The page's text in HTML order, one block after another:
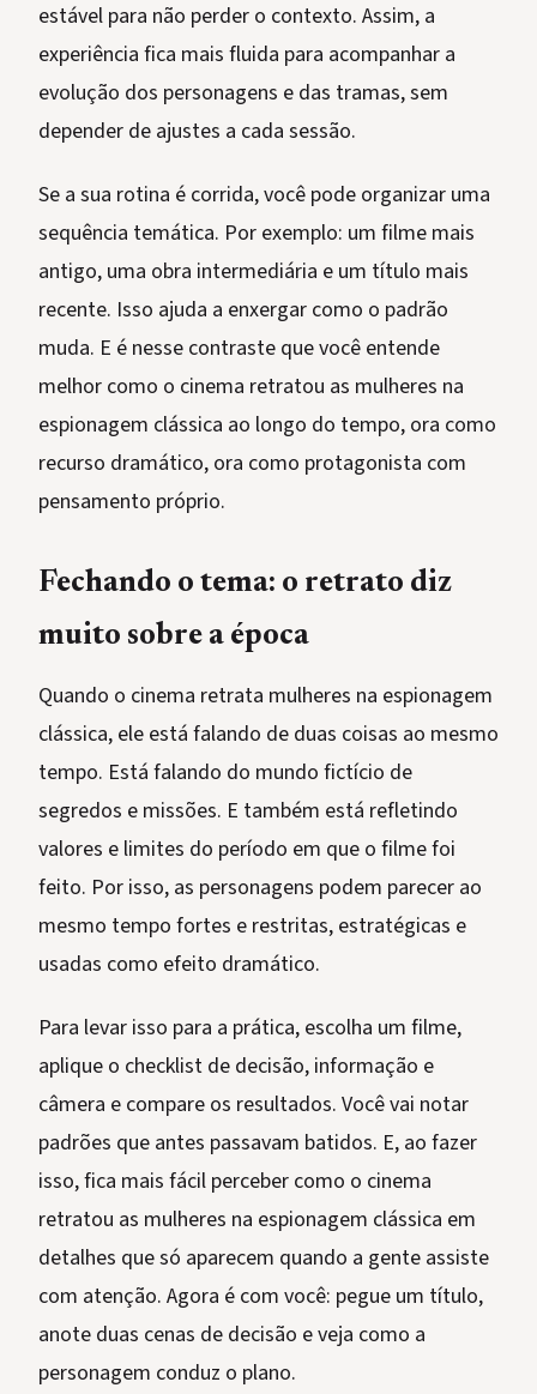
estável para não perder o contexto. Assim, a
experiência fica mais fluida para acompanhar a
evolução dos personagens e das tramas, sem
depender de ajustes a cada sessão.
Se a sua rotina é corrida, você pode organizar uma
sequência temática. Por exemplo: um filme mais
antigo, uma obra intermediária e um título mais
recente. Isso ajuda a enxergar como o padrão
muda. E é nesse contraste que você entende
melhor como o cinema retratou as mulheres na
espionagem clássica ao longo do tempo, ora como
recurso dramático, ora como protagonista com
pensamento próprio.
Fechando o tema: o retrato diz
muito sobre a época
Quando o cinema retrata mulheres na espionagem
clássica, ele está falando de duas coisas ao mesmo
tempo. Está falando do mundo fictício de
segredos e missões. E também está refletindo
valores e limites do período em que o filme foi
feito. Por isso, as personagens podem parecer ao
mesmo tempo fortes e restritas, estratégicas e
usadas como efeito dramático.
Para levar isso para a prática, escolha um filme,
aplique o checklist de decisão, informação e
câmera e compare os resultados. Você vai notar
padrões que antes passavam batidos. E, ao fazer
isso, fica mais fácil perceber como o cinema
retratou as mulheres na espionagem clássica em
detalhes que só aparecem quando a gente assiste
com atenção. Agora é com você: pegue um título,
anote duas cenas de decisão e veja como a
personagem conduz o plano.